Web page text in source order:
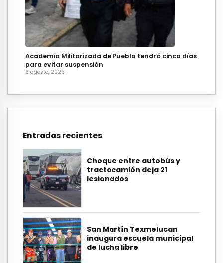
Academia Militarizada de Puebla tendrá cinco días
para evitar suspensión
6 agosto, 2026
Entradas recientes
Choque entre autobús y
tractocamión deja 21
lesionados
San Martín Texmelucan
inaugura escuela municipal
de lucha libre